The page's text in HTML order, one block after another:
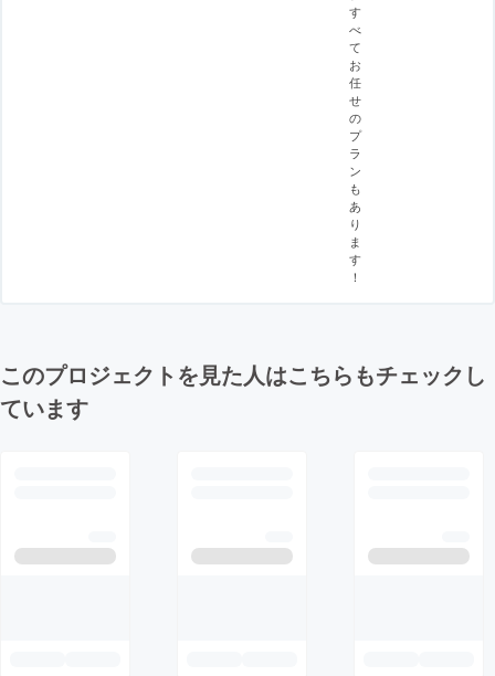
す
べ
て
お
任
せ
の
プ
ラ
ン
も
あ
り
ま
す
！
このプロジェクトを見た人はこちらもチェックし
ています